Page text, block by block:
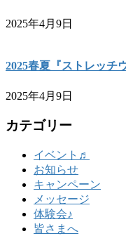
2025年4月9日
2025春夏『ストレッチ
2025年4月9日
カテゴリー
イベント♬
お知らせ
キャンペーン
メッセージ
体験会♪
皆さまへ